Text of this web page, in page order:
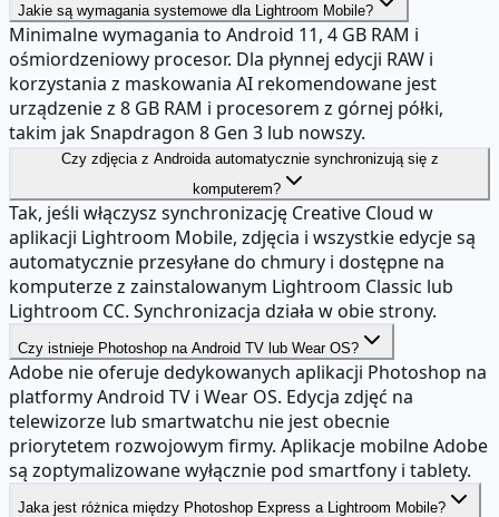
Jakie są wymagania systemowe dla Lightroom Mobile?
Minimalne wymagania to Android 11, 4 GB RAM i
ośmiordzeniowy procesor. Dla płynnej edycji RAW i
korzystania z maskowania AI rekomendowane jest
urządzenie z 8 GB RAM i procesorem z górnej półki,
takim jak Snapdragon 8 Gen 3 lub nowszy.
Czy zdjęcia z Androida automatycznie synchronizują się z
komputerem?
Tak, jeśli włączysz synchronizację Creative Cloud w
aplikacji Lightroom Mobile, zdjęcia i wszystkie edycje są
automatycznie przesyłane do chmury i dostępne na
komputerze z zainstalowanym Lightroom Classic lub
Lightroom CC. Synchronizacja działa w obie strony.
Czy istnieje Photoshop na Android TV lub Wear OS?
Adobe nie oferuje dedykowanych aplikacji Photoshop na
platformy Android TV i Wear OS. Edycja zdjęć na
telewizorze lub smartwatchu nie jest obecnie
priorytetem rozwojowym firmy. Aplikacje mobilne Adobe
są zoptymalizowane wyłącznie pod smartfony i tablety.
Jaka jest różnica między Photoshop Express a Lightroom Mobile?